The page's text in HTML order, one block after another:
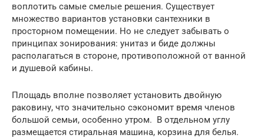
воплотить самые смелые решения. Существует
множество вариантов установки сантехники в
просторном помещении. Но не следует забывать о
принципах зонирования: унитаз и биде должны
располагаться в стороне, противоположной от ванной
и душевой кабины.
Площадь вполне позволяет установить двойную
раковину, что значительно сэкономит время членов
большой семьи, особенно утром. В отдельном углу
размещается стиральная машина, корзина для белья.